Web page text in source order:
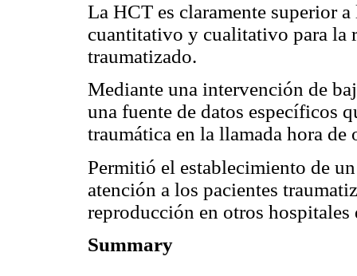
La HCT es claramente superior
cuantitativo y cualitativo para la
traumatizado.
Mediante una intervención de
una fuente de datos específicos
traumática en la llamada hora de
Permitió el establecimiento de
atención a los pacientes
reproducción en otros
Summary